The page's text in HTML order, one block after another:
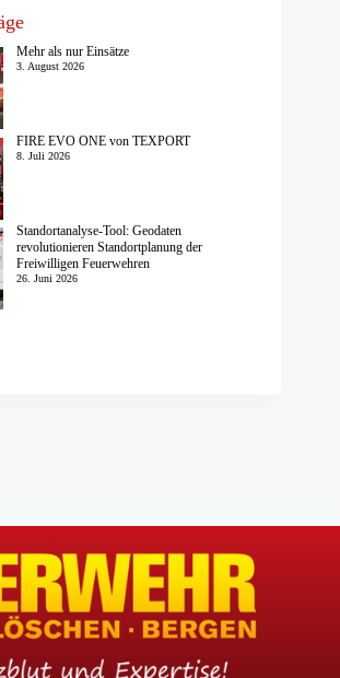
Mehr als nur Einsätze
3. August 2026
FIRE EVO ONE von TEXPORT
8. Juli 2026
Standortanalyse-Tool: Geodaten
revolutionieren Standortplanung der
Freiwilligen Feuerwehren
26. Juni 2026